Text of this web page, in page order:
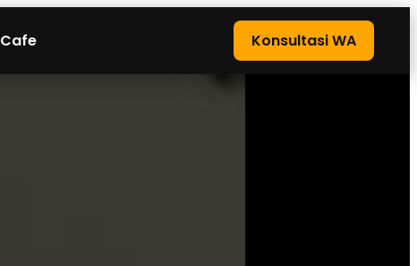
Cafe Konsultasi WA